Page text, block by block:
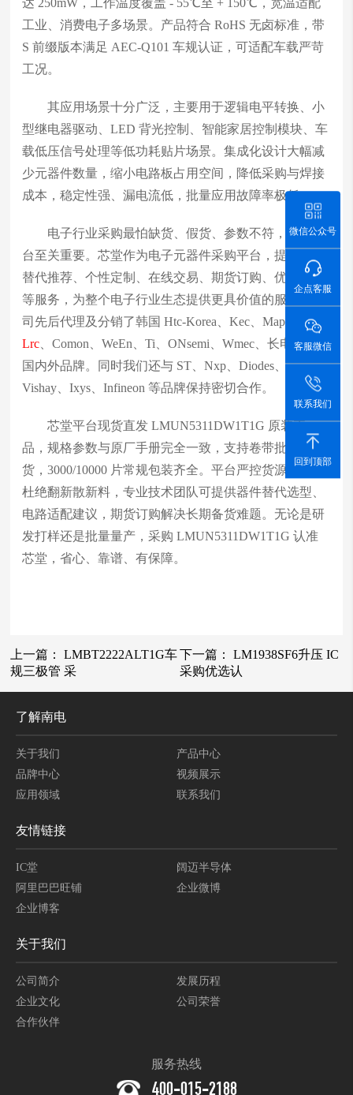
达 250mW，工作温度覆盖 - 55℃至 + 150℃，宽温适配
工业、消费电子多场景。产品符合 RoHS 无卤标准，带
S 前缀版本满足 AEC-Q101 车规认证，可适配车载严苛
工况。
其应用场景十分广泛，主要用于逻辑电平转换、小
型继电器驱动、LED 背光控制、智能家居控制模块、车
载低压信号处理等低功耗贴片场景。集成化设计大幅减
少元器件数量，缩小电路板占用空间，降低采购与焊接
成本，稳定性强、漏电流低，批量应用故障率极低。
电子行业采购最怕缺货、假货、参数不符，选对平
台至关重要。芯堂作为电子元器件采购平台，提供元器
替代推荐、个性定制、在线交易、期货订购、优势物料
等服务，为整个电子行业生态提供更具价值的服务。公
司先后代理及分销了韩国 Htc-Korea、Kec、Maplesemi、
Lrc 、Comon、WeEn、Ti、ONsemi、Wmec、长电科技等
国内外品牌。同时我们还与 ST、Nxp、Diodes、
Vishay、Ixys、Infineon 等品牌保持密切合作。
芯堂平台现货直发 LMUN5311DW1T1G 原装正
品，规格参数与原厂手册完全一致，支持卷带批量供
货，3000/10000 片常规包装齐全。平台严控货源渠道，
杜绝翻新散新料，专业技术团队可提供器件替代选型、
电路适配建议，期货订购解决长期备货难题。无论是研
发打样还是批量量产，采购 LMUN5311DW1T1G 认准
芯堂，省心、靠谱、有保障。
上一篇：LMBT2222ALT1G车
规三极管 采
下一篇： LM1938SF6升压 IC
采购优选认
了解南电
关于我们
产品中心
品牌中心
视频展示
应用领域
联系我们
友情链接
IC堂
阔迈半导体
阿里巴巴旺铺
企业微博
企业博客
关于我们
公司简介
发展历程
企业文化
公司荣誉
合作伙伴
服务热线
400-015-2188
微信公众号
企点客服
客服微信
联系我们
回到顶部